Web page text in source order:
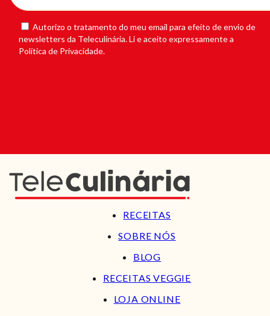
Autorizo o tratamento do meu email para efeito de envio de
newsletters da Teleculinária. Li e aceito expressamente a
Política de Privacidade.
RECEITAS
SOBRE NÓS
BLOG
RECEITAS VEGGIE
LOJA ONLINE